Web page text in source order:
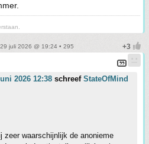
juli 2026 @ 19:24 • 295
2026 12:38 schreef StateOfMind
zeer waarschijnlijk de anonieme